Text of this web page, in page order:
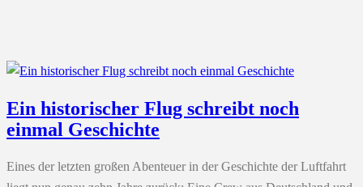
Ein historischer Flug schreibt noch
einmal Geschichte
Eines der letzten großen Abenteuer in der Geschichte der Luftfahrt